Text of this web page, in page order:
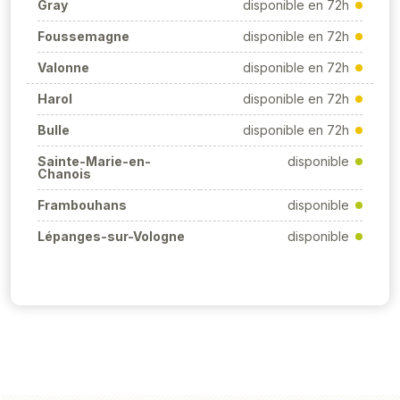
Gray disponible en 72h
Foussemagne disponible en 72h
Valonne disponible en 72h
Harol disponible en 72h
Bulle disponible en 72h
Sainte-Marie-en-
Chanois
disponible
Frambouhans disponible
Lépanges-sur-Vologne disponible